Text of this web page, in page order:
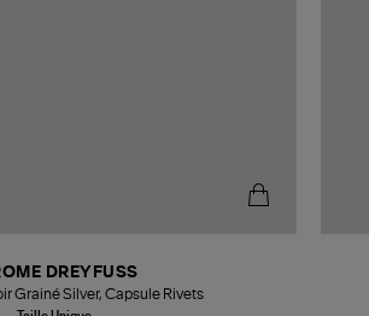
DREYFUSS
Grainé Silver, Capsule Rivets